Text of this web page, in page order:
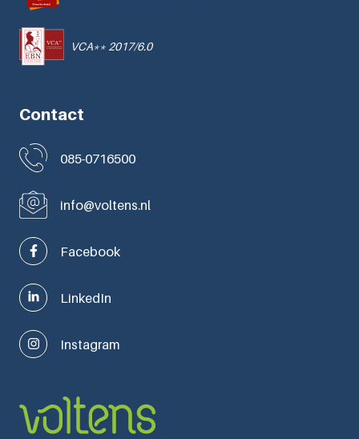
VCA** 2017/6.0
Contact
085-0716500
info@voltens.nl
Facebook
LinkedIn
Instagram